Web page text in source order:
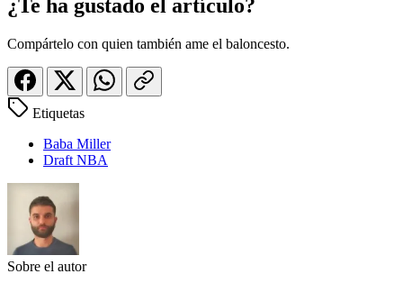
¿Te ha gustado el artículo?
Compártelo con quien también ame el baloncesto.
Etiquetas
Baba Miller
Draft NBA
Sobre el autor